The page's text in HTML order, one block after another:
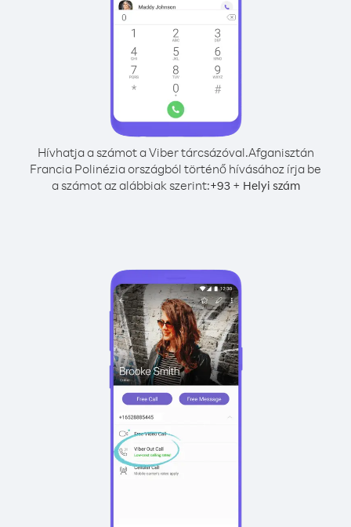
Hívhatja a számot a Viber tárcsázóval.Afganisztán
Francia Polinézia országból történő hívásához írja be
a számot az alábbiak szerint:+93+ Helyi szám